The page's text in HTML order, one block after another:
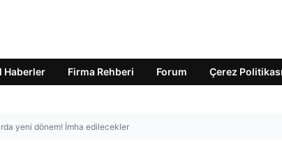
Haberler Firma Rehberi Forum Çerez Politikası
yeni dönem! İmha edilecekler